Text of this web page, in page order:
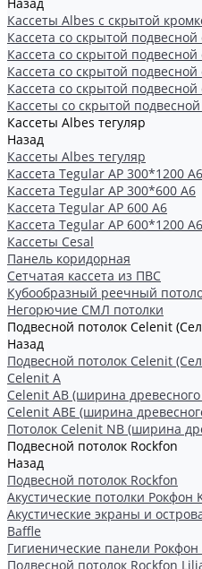
Кассеты Albes с скрытой
Кассетa со скрытой
Кассета со скрытой
Кассета со скрытой
Кассета со скрытой
Кассеты со скрытой
Кассеты Albes тегуляр
Назад
Кассеты Albes тегуляр
Кассета Tegular AP 300*1200 А6
Кассета Tegular AP 300*600 А6
Кассета Tegular AP 600 A6
Кассета Tegular AP 600*1200 А6
Кассеты Cesal
Панель коридорная
Сетчатая кассета из ПВС
Кубообразный реечный
Негорючие СМЛ потолки
Подвесной потолок Celenit
Назад
Подвесной потолок Celenit
Celenit A
Celenit AB (ширина
Celenit ABE (ширина
Потолок Celenit NB (ширина
Подвесной потолок Rockfon
Назад
Подвесной потолок Rockfon
Акустические потолки Рокфон
Акустические экраны и
Baffle
Гигиенические панели
Подвесной потолок Rockfon